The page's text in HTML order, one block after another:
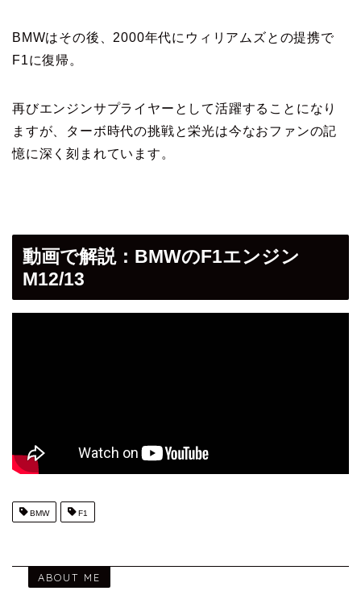
BMWはその後、2000年代にウィリアムズとの提携で
F1に復帰。
再びエンジンサプライヤーとして活躍することになり
ますが、ターボ時代の挑戦と栄光は今なおファンの記
憶に深く刻まれています。
動画で解説：BMWのF1エンジン
M12/13
BMW F1
ABOUT ME